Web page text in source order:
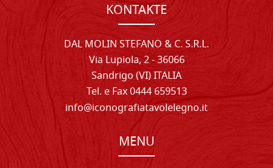
KONTAKTE
DAL MOLIN STEFANO & C. S.R.L.
Via Lupiola, 2 - 36066
Sandrigo (VI) ITALIA
Tel. e Fax 0444 659513
info@iconografiatavolelegno.it
MENU